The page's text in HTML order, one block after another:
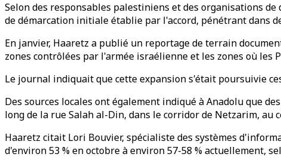
Selon des responsables palestiniens et des organisations
de démarcation initiale établie par l'accord, pénétrant dans
En janvier, Haaretz a publié un reportage de terrain
zones contrôlées par l'armée israélienne et les zones où les
Le journal indiquait que cette expansion s'était poursuivie
Des sources locales ont également indiqué à Anadolu que
long de la rue Salah al-Din, dans le corridor de Netzarim, au
Haaretz citait Lori Bouvier, spécialiste des systèmes
d'environ 53 % en octobre à environ 57-58 % actuellement,